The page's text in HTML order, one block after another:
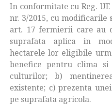
In conformitate cu Reg. UE
nr. 3/2015, cu
art. 17 fermierii care au
suprafata aplica in
hectarele lor eligibile
benefice pentru clima
culturilor; b)
existente; c) prezenta
pe suprafata agricola.